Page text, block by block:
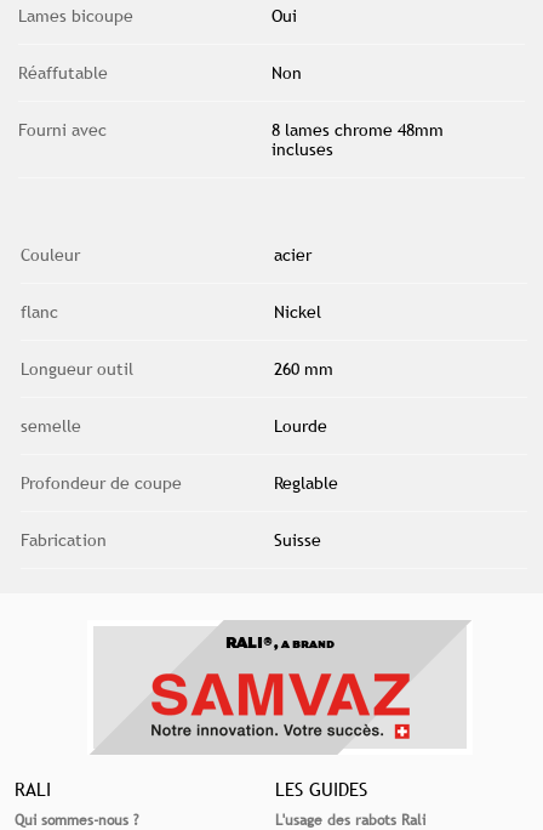
Lames bicoupe Oui
Réaffutable Non
Fourni avec
8 lames chrome 48mm
incluses
Couleur acier
flanc Nickel
Longueur outil 260 mm
semelle Lourde
Profondeur de coupe Reglable
Fabrication Suisse
RALI®, A BRAND
RALI
Qui sommes-nous ?
LES GUIDES
L'usage des rabots Rali